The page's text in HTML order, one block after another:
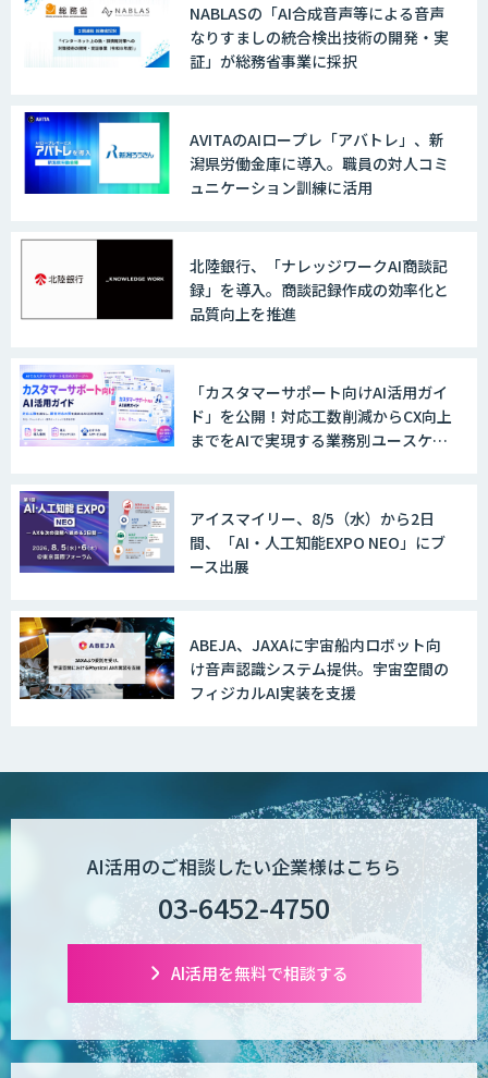
NABLASの「AI合成音声等による音声
なりすましの統合検出技術の開発・実
証」が総務省事業に採択
AVITAのAIロープレ「アバトレ」、新
潟県労働金庫に導入。職員の対人コミ
ュニケーション訓練に活用
北陸銀行、「ナレッジワークAI商談記
録」を導入。商談記録作成の効率化と
品質向上を推進
「カスタマーサポート向けAI活用ガイ
ド」を公開！対応工数削減からCX向上
までをAIで実現する業務別ユースケー
アイスマイリー、8/5（水）から2日
間、「AI・人工知能EXPO NEO」にブ
ース出展
ABEJA、JAXAに宇宙船内ロボット向
け音声認識システム提供。宇宙空間の
フィジカルAI実装を支援
AI活用のご相談したい企業様はこちら
03-6452-4750
AI活用を無料で相談する